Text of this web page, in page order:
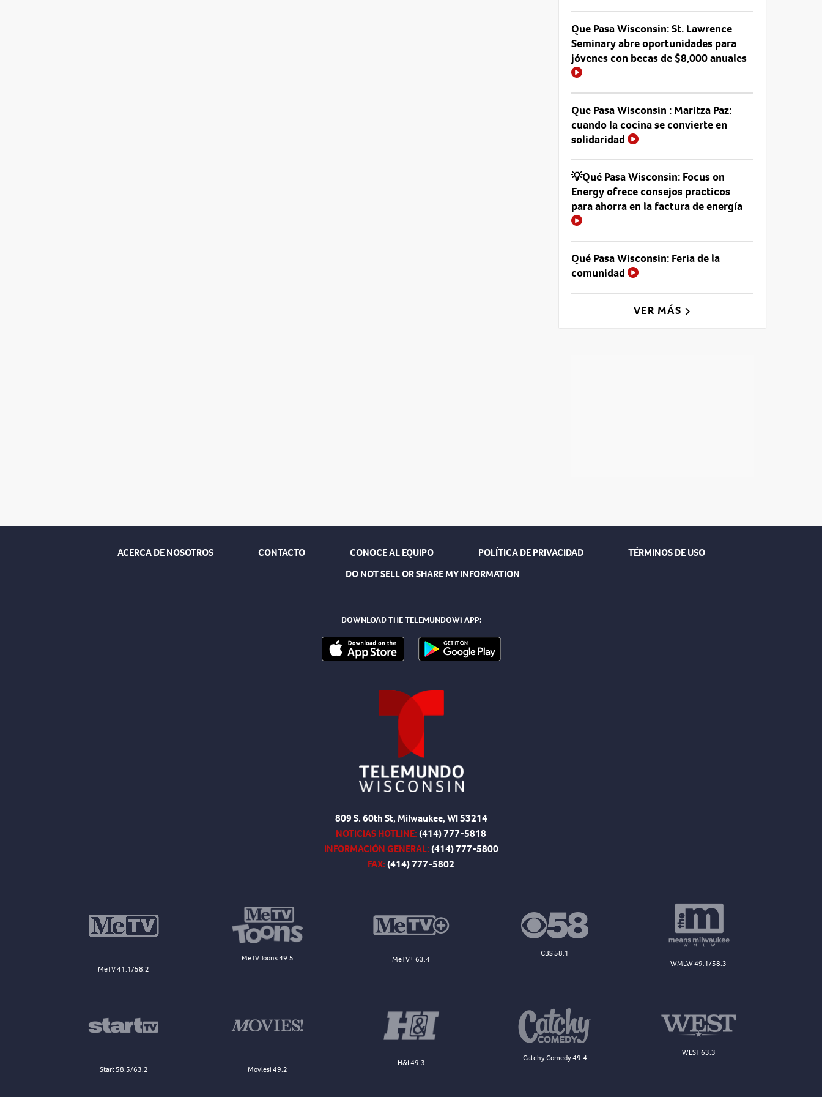
Que Pasa Wisconsin: St. Lawrence
Seminary abre oportunidades para
jóvenes con becas de $8,000 anuales
Que Pasa Wisconsin : Maritza Paz:
cuando la cocina se convierte en
solidaridad
💡Qué Pasa Wisconsin: Focus on
Energy ofrece consejos practicos
para ahorra en la factura de energía
Qué Pasa Wisconsin: Feria de la
comunidad
VER MÁS
ACERCA DE NOSOTROS CONTACTO CONOCE AL EQUIPO POLÍTICA DE PRIVACIDAD
TÉRMINOS DE USO
DO NOT SELL OR SHARE MY INFORMATION
DOWNLOAD THE TELEMUNDOWI APP:
809 S. 60th St, Milwaukee, WI 53214
NOTICIAS HOTLINE:(414) 777-5818
INFORMACIÓN GENERAL:(414) 777-5800
FAX:(414) 777-5802
MeTV 41.1/58.2
MeTV Toons 49.5 MeTV+ 63.4
CBS 58.1
WMLW 49.1/58.3
Start 58.5/63.2 Movies! 49.2
H&I 49.3
Catchy Comedy 49.4
WEST 63.3